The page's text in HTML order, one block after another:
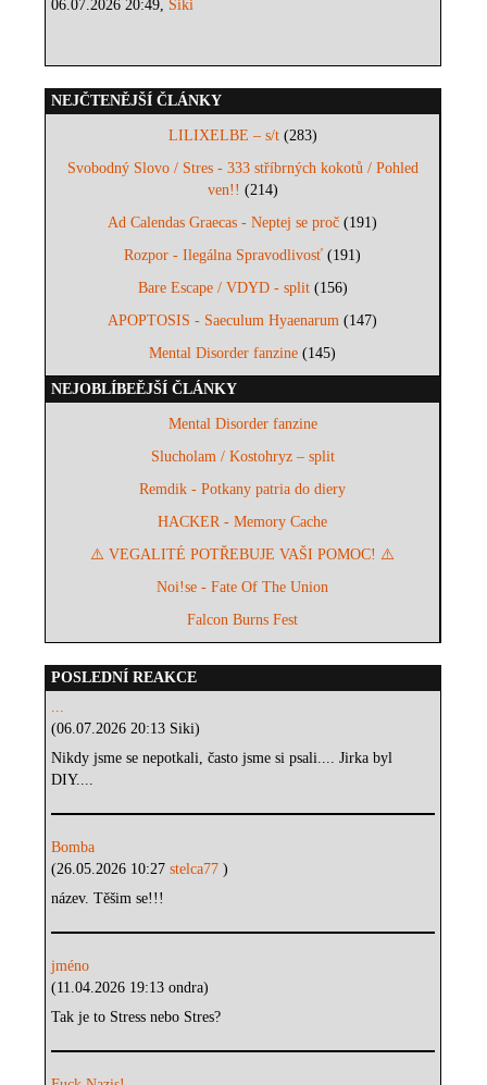
06.07.2026 20:49, Siki
NEJČTENĚJŠÍ ČLÁNKY
LILIXELBE – s/t(283)
Svobodný Slovo / Stres - 333 stříbrných kokotů / Pohled
ven!! (214)
Ad Calendas Graecas - Neptej se proč (191)
Rozpor - Ilegálna Spravodlivosť (191)
Bare Escape / VDYD - split(156)
APOPTOSIS - Saeculum Hyaenarum (147)
Mental Disorder fanzine (145)
NEJOBLÍBEĚJŠÍ ČLÁNKY
Mental Disorder fanzine
Slucholam / Kostohryz – split
Remdik - Potkany patria do diery
HACKER - Memory Cache
⚠️ VEGALITÉ POTŘEBUJE VAŠI POMOC! ⚠️
Noi!se - Fate Of The Union
Falcon Burns Fest
POSLEDNÍ REAKCE
...
(06.07.2026 20:13 Siki)
Nikdy jsme se nepotkali, často jsme si psali.... Jirka byl
DIY....
Bomba
(26.05.2026 10:27stelca77)
název. Těšim se!!!
jméno
(11.04.2026 19:13 ondra)
Tak je to Stress nebo Stres?